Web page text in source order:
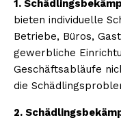
1.
bieten individuelle
Betriebe, Büros,
gewerbliche
Geschäftsabläufe
die
2.